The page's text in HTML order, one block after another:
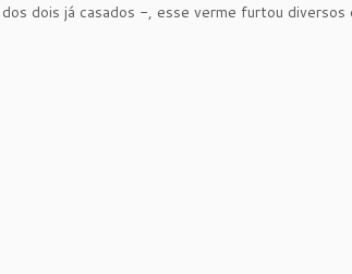
dois já casados -, esse verme furtou